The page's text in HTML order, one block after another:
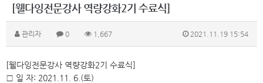
[웰다잉전문강사 역량강화2기 수료식]
관리자 0 1,667 2021.11.19 15:54
[웰다잉전문강사 역량강화2기 수료식]
□ 일 자: 2021.11. 6.(토)